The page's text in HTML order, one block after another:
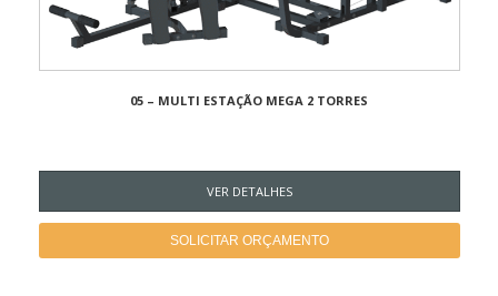
05 – MULTI ESTAÇÃO MEGA 2 TORRES
VER DETALHES
SOLICITAR ORÇAMENTO